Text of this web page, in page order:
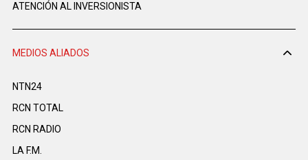
ATENCIÓN AL INVERSIONISTA
MEDIOS ALIADOS
NTN24
RCN TOTAL
RCN RADIO
LA F.M.